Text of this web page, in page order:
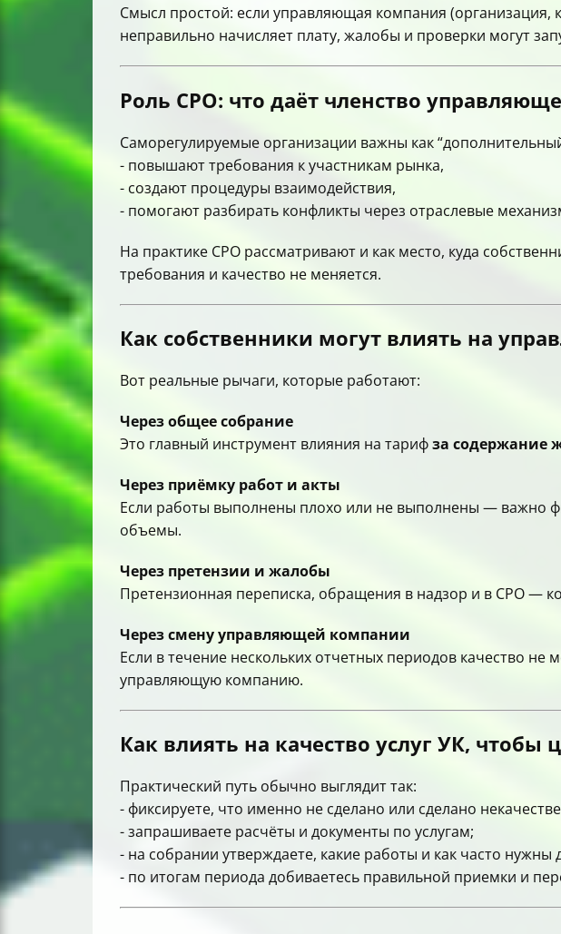
Смысл простой: если управляющая компания
неправильно начисляет плату, жалобы и проверки могут
Роль СРО: что даёт членство
Саморегулируемые организации важны как
- повышают требования к участникам рынка,
- создают процедуры взаимодействия,
- помогают разбирать конфликты через отраслевые
На практике СРО рассматривают и как место, куда
требования и качество не меняется.
Как собственники могут влиять на
Вот реальные рычаги, которые работают:
Через общее собрание
Это главный инструмент влияния на тарифза содержание
Через приёмку работ и акты
Если работы выполнены плохо или не выполнены — важно
объемы.
Через претензии и жалобы
Претензионная переписка, обращения в надзор и в СРО —
Через смену управляющей компании
Если в течение нескольких отчетных периодов качество не
управляющую компанию.
Как влиять на качество услуг УК, чтобы
Практический путь обычно выглядит так:
- фиксируете, что именно не сделано или сделано
- запрашиваете расчёты и документы по услугам;
- на собрании утверждаете, какие работы и как часто нужны
- по итогам периода добиваетесь правильной приемки и